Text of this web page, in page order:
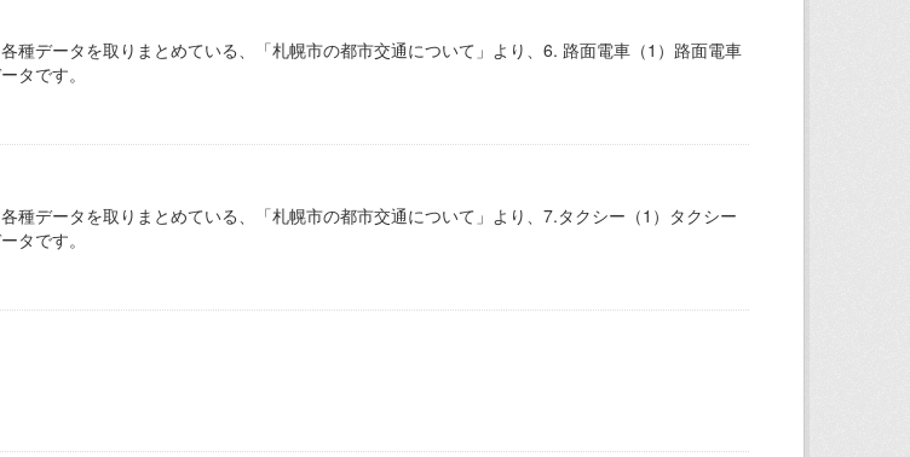
種データを取りまとめている、「札幌市の都市交通について」より、6. 路面電車（1）路面電車
タです。
種データを取りまとめている、「札幌市の都市交通について」より、7.タクシー（1）タクシー
タです。